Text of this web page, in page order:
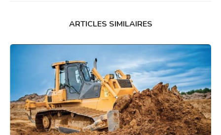
ARTICLES SIMILAIRES